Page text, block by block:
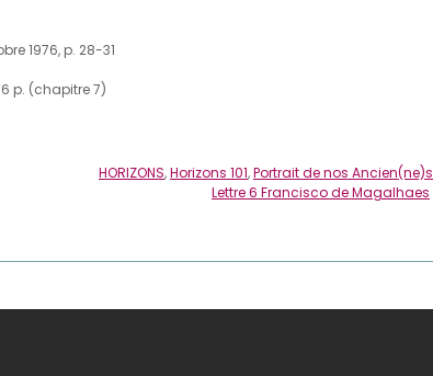
1976, p. 28-31
p. (chapitre 7)
HORIZONS,Horizons 101,Portrait de nos Ancien(ne)s
Lettre 6 Francisco de Magalhaes